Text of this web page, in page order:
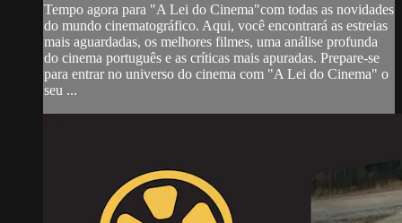
Tempo agora para "A Lei do Cinema"com todas as novidades
do mundo cinematográfico. Aqui, você encontrará as estreias
mais aguardadas, os melhores filmes, uma análise profunda
do cinema português e as críticas mais apuradas. Prepare-se
para entrar no universo do cinema com "A Lei do Cinema" o
seu ...